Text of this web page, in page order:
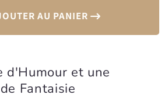
AU PANIER
d'Humour et une
Fantaisie